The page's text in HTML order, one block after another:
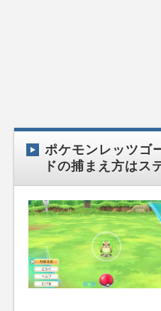
ポケモンレッツゴ
ドの捕まえ方はス